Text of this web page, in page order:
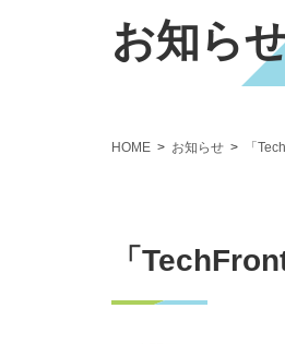
採用情報
サイトマップ
ゴ
お知ら
HOME お知らせ 「
「